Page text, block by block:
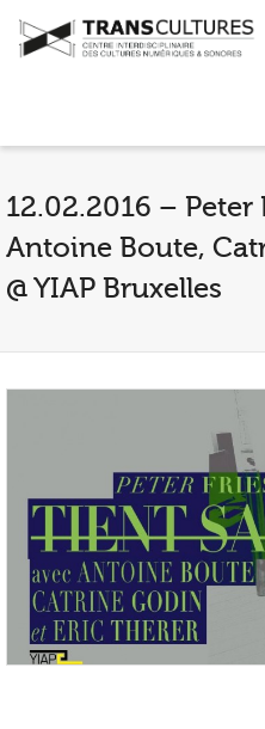
12.02.2016 –
Antoine Boute,
@ YIAP Bruxelles